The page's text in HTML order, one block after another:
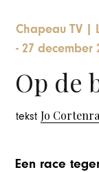
Chapeau TV
-27 december
Op de
tekst Jo
Een race